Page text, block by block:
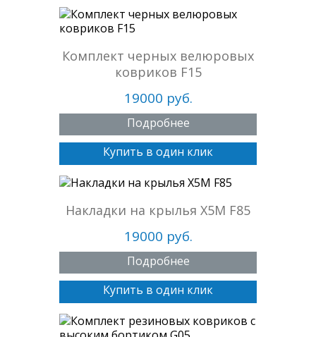
Комплект черных велюровых
ковриков F15
19000 руб.
Подробнее
Купить в один клик
Накладки на крылья X5M F85
19000 руб.
Подробнее
Купить в один клик